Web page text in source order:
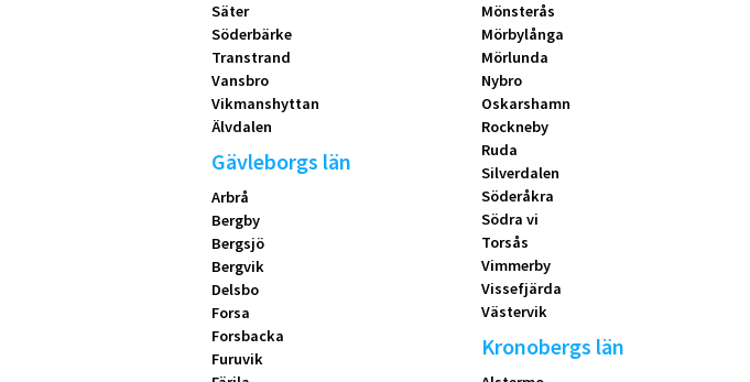
Säter
Söderbärke
Transtrand
Vansbro
Vikmanshyttan
Älvdalen
Gävleborgs län
Arbrå
Bergby
Bergsjö
Bergvik
Delsbo
Forsa
Forsbacka
Furuvik
Mönsterås
Mörbylånga
Mörlunda
Nybro
Oskarshamn
Rockneby
Ruda
Silverdalen
Söderåkra
Södra vi
Torsås
Vimmerby
Vissefjärda
Västervik
Kronobergs län